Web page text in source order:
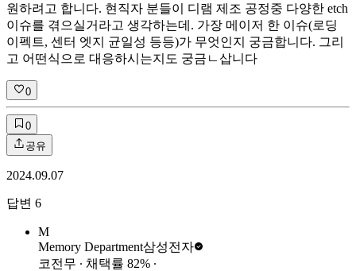
원하려고 합니다. 현직자 분들이 디램 제조 공정중 다양한 etch
이슈를 겪으실거라고 생각하는데. 가장 메이저 한 이슈(로딩
이펙트, 센터 엣지 균일성 등등)가 무엇인지 궁금합니다. 그리
고 어떤식으로 대응하시는지도 궁금ㄴ삽니다
0
0
공유
2024.09.07
답변 6
M
Memory Department삼성전자
코전무 ∙ 채택률 82% ∙